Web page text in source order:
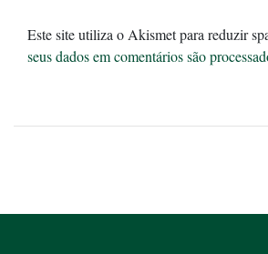
Este site utiliza o Akismet para reduzir
seus dados em comentários são